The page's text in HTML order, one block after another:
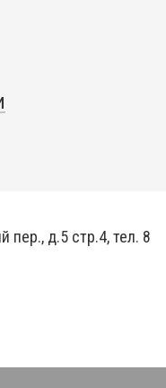
пер., д.5 стр.4, тел. 8